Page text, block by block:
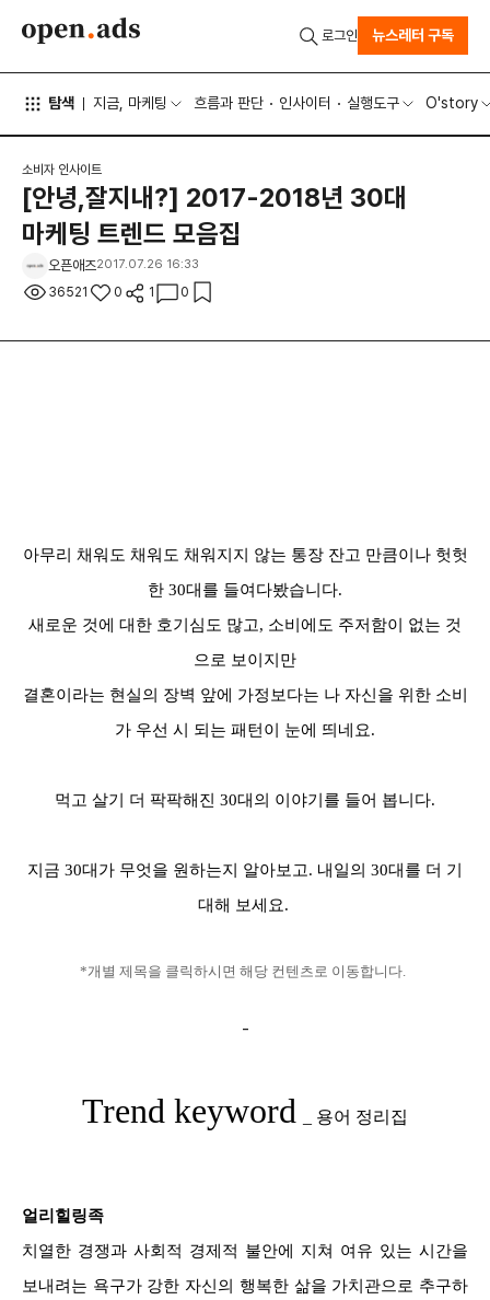
탐색 지금, 마케팅 흐름과 판단 인사이터 실행도구 O'story
로그인 뉴스레터 구독
소비자 인사이트
[안녕,잘지내?] 2017-2018년 30대
마케팅 트렌드 모음집
오픈애즈2017.07.26 16:33
36521 0 1 0
아무리 채워도 채워도 채워지지 않는 통장 잔고 만큼이나 헛헛
한 30대를 들여다봤습니다.
새로운 것에 대한 호기심도 많고, 소비에도 주저함이 없는 것
으로 보이지만
결혼이라는 현실의 장벽 앞에 가정보다는 나 자신을 위한 소비
가 우선 시 되는 패턴이 눈에 띄네요.
먹고 살기 더 팍팍해진 30대의 이야기를 들어 봅니다.
지금 30대가 무엇을 원하는지 알아보고. 내일의 30대를 더 기
대해 보세요.
*개별 제목을 클릭하시면 해당 컨텐츠로 이동합니다.
-
Trend keyword _ 용어 정리집
얼리힐링족
치열한 경쟁과 사회적 경제적 불안에 지쳐 여유 있는 시간을
보내려는 욕구가 강한 자신의 행복한 삶을 가치관으로 추구하